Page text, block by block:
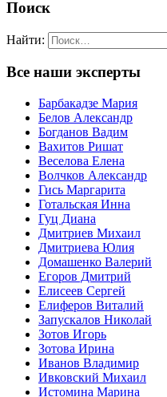
Поиск
Найти:
Все наши эксперты
Барбакадзе Мария
Белов Александр
Богданов Вадим
Вахитов Ришат
Веселова Елена
Волчков Александр
Гись Маргарита
Готальская Инна
Гуц Диана
Дмитриев Михаил
Дмитриева Юлия
Домашенко Валерий
Егоров Дмитрий
Елисеев Сергей
Елиферов Виталий
Запускалов Николай
Зотов Игорь
Зотова Ирина
Иванов Владимир
Ивковский Михаил
Истомина Марина